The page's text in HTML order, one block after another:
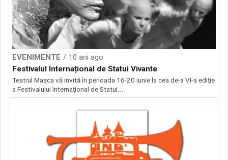
EVENIMENTE
10 ani ago
Festivalul Internațional de Statui Vivante
Teatrul Masca vă invită în perioada 16-20 iunie la cea de-a VI-a ediție
a Festivalului Internațional de Statui...